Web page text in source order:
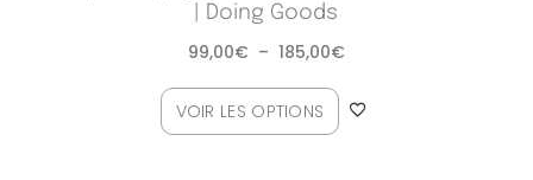
| Doing Goods
99,00€ – 185,00€
VOIR LES OPTIONS